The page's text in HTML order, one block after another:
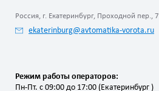
Россия, г. Екатеринбург, Проходной пер., 7
ekaterinburg@avtomatika-vorota.ru
Режим работы операторов:
Пн-Пт. с 09:00 до 17:00 (Екатеринбург )